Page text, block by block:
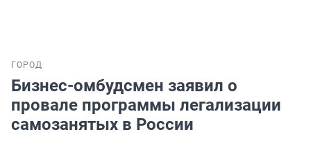
ГОРОД
Бизнес-омбудсмен заявил о
провале программы легализации
самозанятых в России